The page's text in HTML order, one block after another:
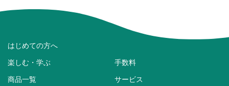
はじめての方へ
楽しむ・学ぶ 手数料
商品一覧 サービス